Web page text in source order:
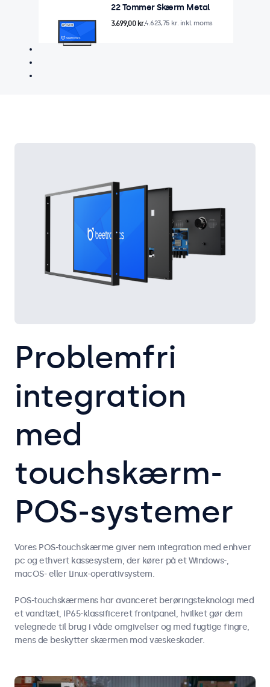
22 Tommer Skærm Metal
3.699,00 kr.4.623,75 kr. inkl. moms
Problemfri
integration
med
touchskærm-
POS-systemer
Vores POS-touchskærme giver nem integration med enhver
pc og ethvert kassesystem, der kører på et Windows-,
macOS- eller Linux-operativsystem.
POS-touchskærmens har avanceret berøringsteknologi med
et vandtæt, IP65-klassificeret frontpanel, hvilket gør dem
velegnede til brug i våde omgivelser og med fugtige fingre,
mens de beskytter skærmen mod væskeskader.